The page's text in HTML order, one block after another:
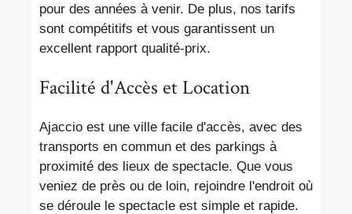
pour des années à venir. De plus, nos tarifs
sont compétitifs et vous garantissent un
excellent rapport qualité-prix.
Facilité d'Accès et Location
Ajaccio est une ville facile d'accès, avec des
transports en commun et des parkings à
proximité des lieux de spectacle. Que vous
veniez de près ou de loin, rejoindre l'endroit où
se déroule le spectacle est simple et rapide.